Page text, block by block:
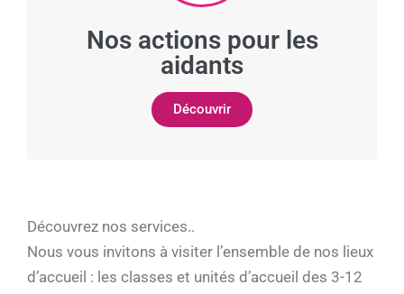
Nos actions pour les
aidants
Découvrir
Découvrez nos services..
Nous vous invitons à visiter l’ensemble de nos lieux
d’accueil : les classes et unités d’accueil des 3-12